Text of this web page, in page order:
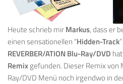
Heute schrieb mirMarkus, dass er
einen sensationellen “Hidden-Track
REVERBER/ATION Blu-Ray/DVD
Remixgefunden. Dieser Remix
Ray/DVD Menü noch irgendwo in